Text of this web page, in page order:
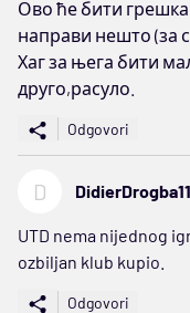
Ово ће бити
направи нешто (за
Хаг за њега бити
друго,расуло.
Odgovori
D DidierDrogba11
UTD nema nijednog
ozbiljan klub kupio.
Odgovori